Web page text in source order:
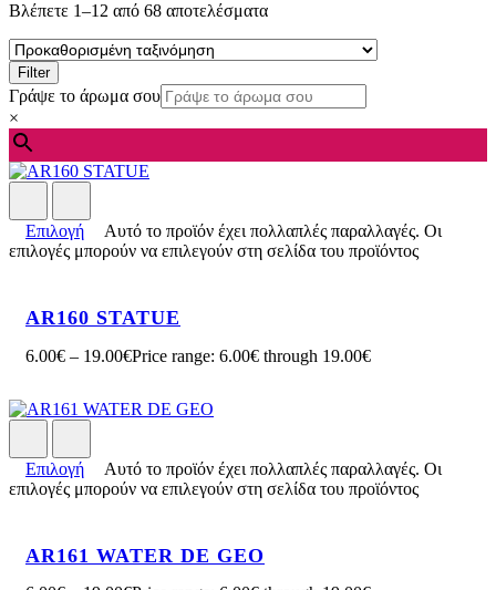
Βλέπετε 1–12 από 68 αποτελέσματα
Filter
Γράψε το άρωμα σου
×
Επιλογή
Αυτό το προϊόν έχει πολλαπλές παραλλαγές. Οι
επιλογές μπορούν να επιλεγούν στη σελίδα του προϊόντος
AR160 STATUE
6.00€ – 19.00€Price range: 6.00€ through 19.00€
Επιλογή
Αυτό το προϊόν έχει πολλαπλές παραλλαγές. Οι
επιλογές μπορούν να επιλεγούν στη σελίδα του προϊόντος
AR161 WATER DE GEO